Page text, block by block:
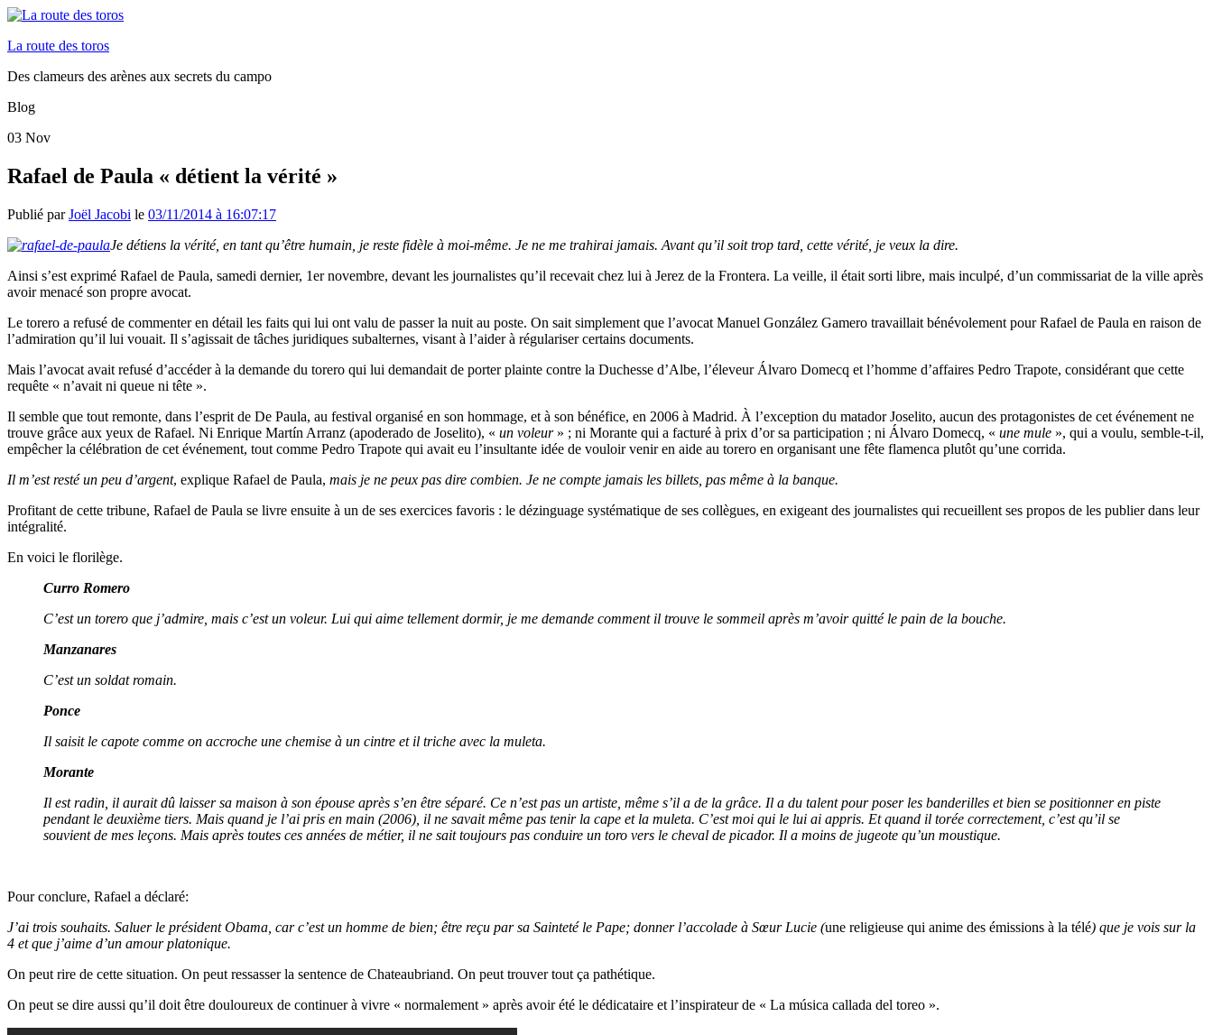
La route des toros
Des clameurs des arènes aux secrets du campo
Blog
03 Nov
Rafael de Paula « détient la vérité »
Publié parJoël Jacobi le 03/11/2014 à 16:07:17
Je détiens la vérité, en tant qu’être humain, je reste fidèle à moi-même. Je ne me trahirai jamais. Avant qu’il soit trop tard, cette vérité, je veux la dire.
Ainsi s’est exprimé Rafael de Paula, samedi dernier, 1er novembre, devant les journalistes qu’il recevait chez lui à Jerez de la Frontera. La veille, il était sorti libre, mais inculpé, d’un commissariat de la ville après
avoir menacé son propre avocat.
Le torero a refusé de commenter en détail les faits qui lui ont valu de passer la nuit au poste. On sait simplement que l’avocat Manuel González Gamero travaillait bénévolement pour Rafael de Paula en raison de
l’admiration qu’il lui vouait. Il s’agissait de tâches juridiques subalternes, visant à l’aider à régulariser certains documents.
Mais l’avocat avait refusé d’accéder à la demande du torero qui lui demandait de porter plainte contre la Duchesse d’Albe, l’éleveur Álvaro Domecq et l’homme d’affaires Pedro Trapote, considérant que cette
requête « n’avait ni queue ni tête ».
Il semble que tout remonte, dans l’esprit de De Paula, au festival organisé en son hommage, et à son bénéfice, en 2006 à Madrid. À l’exception du matador Joselito, aucun des protagonistes de cet événement ne
trouve grâce aux yeux de Rafael. Ni Enrique Martín Arranz (apoderado de Joselito), « un voleur» ; ni Morante qui a facturé à prix d’or sa participation ; ni Álvaro Domecq, « une mule », qui a voulu, semble-t-il,
empêcher la célébration de cet événement, tout comme Pedro Trapote qui avait eu l’insultante idée de vouloir venir en aide au torero en organisant une fête flamenca plutôt qu’une corrida.
Il m’est resté un peu d’argent, explique Rafael de Paula, mais je ne peux pas dire combien. Je ne compte jamais les billets, pas même à la banque.
Profitant de cette tribune, Rafael de Paula se livre ensuite à un de ses exercices favoris : le dézinguage systématique de ses collègues, en exigeant des journalistes qui recueillent ses propos de les publier dans leur
intégralité.
En voici le florilège.
Curro Romero
C’est un torero que j’admire, mais c’est un voleur. Lui qui aime tellement dormir, je me demande comment il trouve le sommeil après m’avoir quitté le pain de la bouche.
Manzanares
C’est un soldat romain.
Ponce
Il saisit le capote comme on accroche une chemise à un cintre et il triche avec la muleta.
Morante
Il est radin, il aurait dû laisser sa maison à son épouse après s’en être séparé. Ce n’est pas un artiste, même s’il a de la grâce. Il a du talent pour poser les banderilles et bien se positionner en piste
pendant le deuxième tiers. Mais quand je l’ai pris en main (2006), il ne savait même pas tenir la cape et la muleta. C’est moi qui le lui ai appris. Et quand il torée correctement, c’est qu’il se
souvient de mes leçons. Mais après toutes ces années de métier, il ne sait toujours pas conduire un toro vers le cheval de picador. Il a moins de jugeote qu’un moustique.
Pour conclure, Rafael a déclaré:
J’ai trois souhaits. Saluer le président Obama, car c’est un homme de bien; être reçu par sa Sainteté le Pape; donner l’accolade à Sœur Lucie (une religieuse qui anime des émissions à la télé) que je vois sur la
4 et que j’aime d’un amour platonique.
On peut rire de cette situation. On peut ressasser la sentence de Chateaubriand. On peut trouver tout ça pathétique.
On peut se dire aussi qu’il doit être douloureux de continuer à vivre « normalement » après avoir été le dédicataire et l’inspirateur de « La música callada del toreo ».